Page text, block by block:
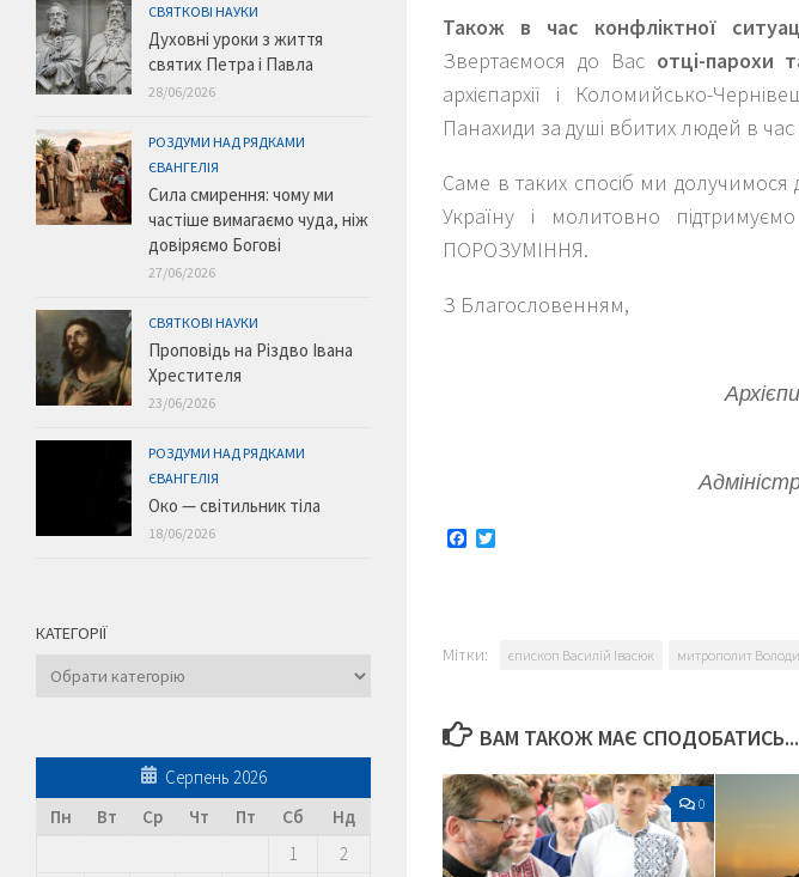
Також в час конфліктної
Звертаємося до Вас отці-парохи
архієпархії і Коломийсько-
Панахиди за душі вбитих людей в
Саме в таких спосіб ми
Україну і молитовно
ПОРОЗУМІННЯ.
З Благословенням,
Facebook
Мітки: єпископ Василій Івасюк митрополит
ВАМ ТАКОЖ МАЄ СПОДОБАТИСЬ...
0
СВЯТКОВІ НАУКИ
Духовні уроки з життя
святих Петра і Павла
28/06/2026
РОЗДУМИ НАД РЯДКАМИ
ЄВАНГЕЛІЯ
Сила смирення: чому ми
частіше вимагаємо чуда, ніж
довіряємо Богові
27/06/2026
СВЯТКОВІ НАУКИ
Проповідь на Різдво Івана
Хрестителя
23/06/2026
РОЗДУМИ НАД РЯДКАМИ
ЄВАНГЕЛІЯ
Око — світильник тіла
18/06/2026
КАТЕГОРІЇ
Категорії
Серпень 2026
Пн
Вт Ср Чт Пт Сб
Нд
1
2